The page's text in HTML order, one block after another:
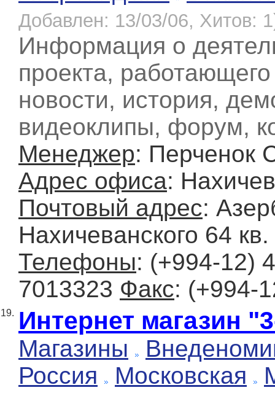
Добавлен: 13/03/06, Хитов:
Информация о
проекта,
новости, история,
видеоклипы, форум,
Менеджер: Перченок
Адрес офиса:
Почтовый адрес:
Нахичеванского 64
Телефоны: (+994-12)
7013323 Факс: (+994-
19. Интернет магазин
Магазины
Россия
Московская